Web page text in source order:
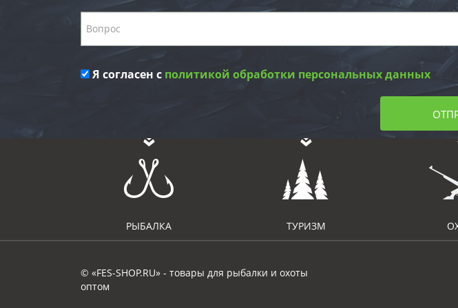
Я согласен с политикой обработки персональных данных
РЫБАЛКА ТУРИЗМ
© «FES-SHOP.RU» - товары для рыбалки и охоты
оптом